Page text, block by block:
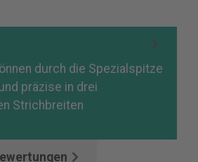
durch die Spezialspitze
präzise in drei
Strichbreiten